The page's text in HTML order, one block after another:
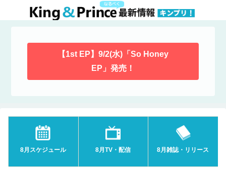
【1st EP】9/2(水)「So Honey
EP」発売！
8月スケジュール 8月TV・配信 8月雑誌・リリース